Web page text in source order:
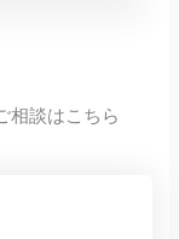
相談はこちら